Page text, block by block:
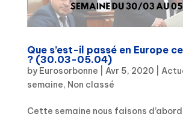
Que s’est-il passé en Europe
? (30.03-05.04)
by Eurosorbonne Avr 5, 2020
semaine, Non classé
Cette semaine nous faisons